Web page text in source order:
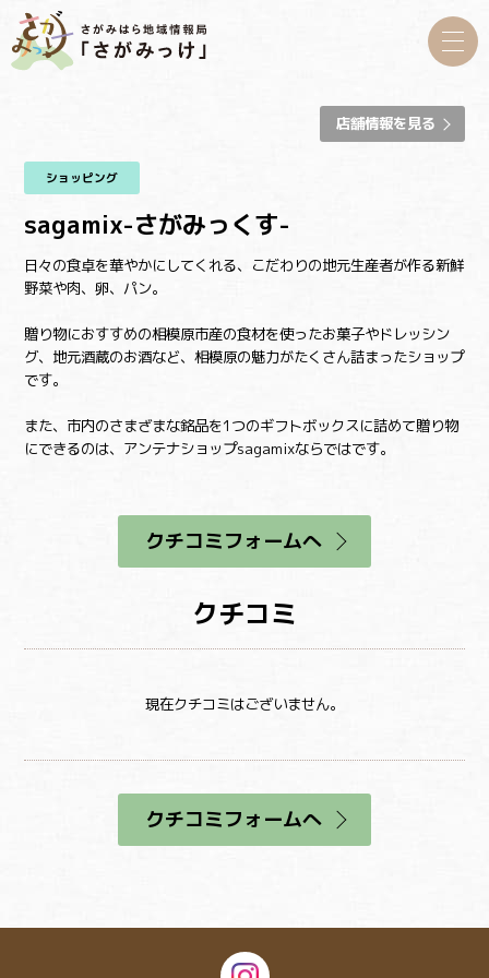
店舗情報を見る
ショッピング
sagamix-さがみっくす-
日々の食卓を華やかにしてくれる、こだわりの地元生産者が作る新鮮
野菜や肉、卵、パン。
贈り物におすすめの相模原市産の食材を使ったお菓子やドレッシン
グ、地元酒蔵のお酒など、相模原の魅力がたくさん詰まったショップ
です。
また、市内のさまざまな銘品を1つのギフトボックスに詰めて贈り物
にできるのは、アンテナショップsagamixならではです。
クチコミフォームへ
クチコミ
現在クチコミはございません。
クチコミフォームへ